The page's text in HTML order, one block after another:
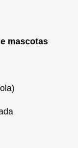
mascotas